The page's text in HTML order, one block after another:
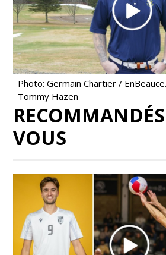
Photo: Germain Chartier /
Tommy Hazen
VOUS